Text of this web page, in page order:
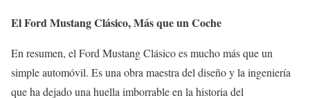
El Ford Mustang Clásico, Más que un Coche
En resumen, el Ford Mustang Clásico es mucho más que un
simple automóvil. Es una obra maestra del diseño y la ingeniería
que ha dejado una huella imborrable en la historia del